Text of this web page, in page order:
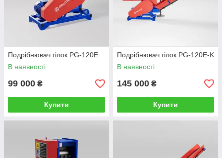
Подрібнювач гілок PG-120E
В наявності
99 000 ₴
Купити
Подрібнювач гілок PG-120E-K
В наявності
145 000 ₴
Купити